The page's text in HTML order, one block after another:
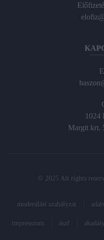
1024
Margit krt.
© 2025 All rights
moderálási szabályzat
impresszum ászf